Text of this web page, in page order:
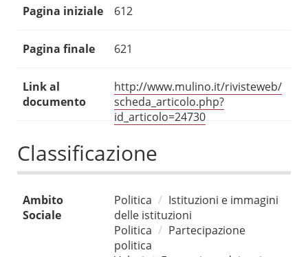
Pagina iniziale 612
Pagina finale 621
Link al
documento
http://www.mulino.it/rivisteweb/
scheda_articolo.php?
id_articolo=24730
Classificazione
Ambito
Sociale
Politica
Istituzioni e immagini
delle istituzioni
Politica
Partecipazione
politica